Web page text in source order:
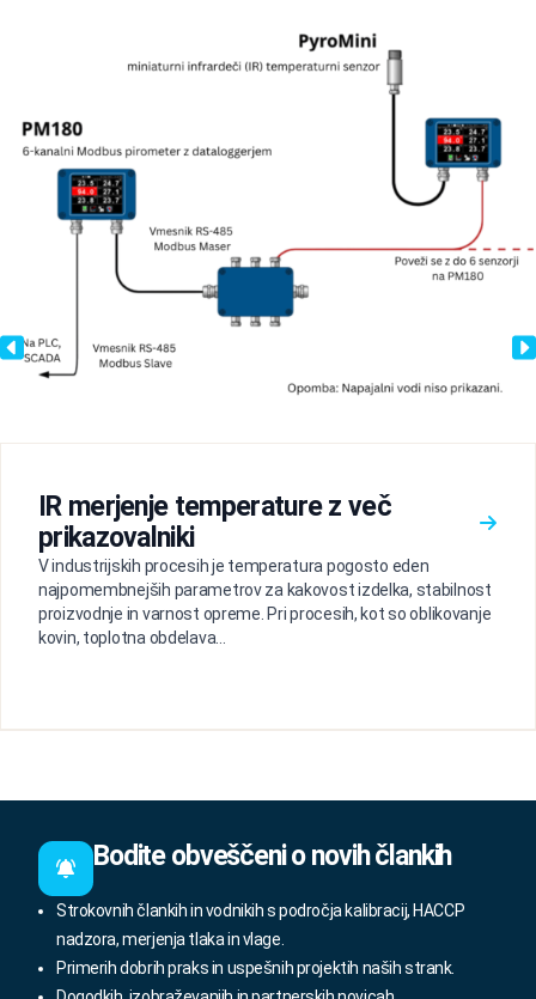
IR merjenje temperature z več
prikazovalniki
V industrijskih procesih je temperatura pogosto eden
najpomembnejših parametrov za kakovost izdelka, stabilnost
proizvodnje in varnost opreme. Pri procesih, kot so oblikovanje
kovin, toplotna obdelava...
Bodite obveščeni o novih člankih
Strokovnih člankih in vodnikih s področja kalibracij, HACCP
nadzora, merjenja tlaka in vlage.
Primerih dobrih praks in uspešnih projektih naših strank.